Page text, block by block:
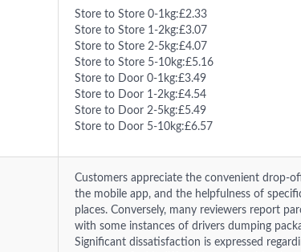
Store to Store 0-1kg:£2.33
Store to Store 1-2kg:£3.07
Store to Store 2-5kg:£4.07
Store to Store 5-10kg:£5.16
Store to Door 0-1kg:£3.49
Store to Door 1-2kg:£4.54
Store to Door 2-5kg:£5.49
Store to Door 5-10kg:£6.57
Customers appreciate the convenient drop-
the mobile app, and the helpfulness of
places. Conversely, many reviewers report
with some instances of drivers dumping
Significant dissatisfaction is expressed